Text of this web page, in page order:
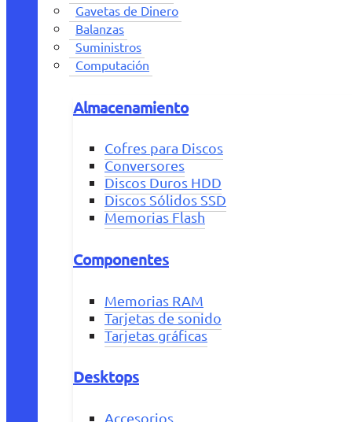
Gavetas de Dinero
Balanzas
Suministros
Computación
Almacenamiento
Cofres para Discos
Conversores
Discos Duros HDD
Discos Sólidos SSD
Memorias Flash
Componentes
Memorias RAM
Tarjetas de sonido
Tarjetas gráficas
Desktops
Accesorios